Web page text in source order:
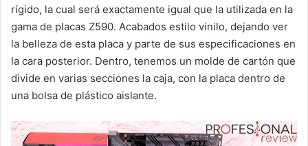
rígido, la cual será exactamente igual que la utilizada en la
gama de placas Z590. Acabados estilo vinilo, dejando ver
la belleza de esta placa y parte de sus especificaciones en
la cara posterior. Dentro, tenemos un molde de cartón que
divide en varias secciones la caja, con la placa dentro de
una bolsa de plástico aislante.